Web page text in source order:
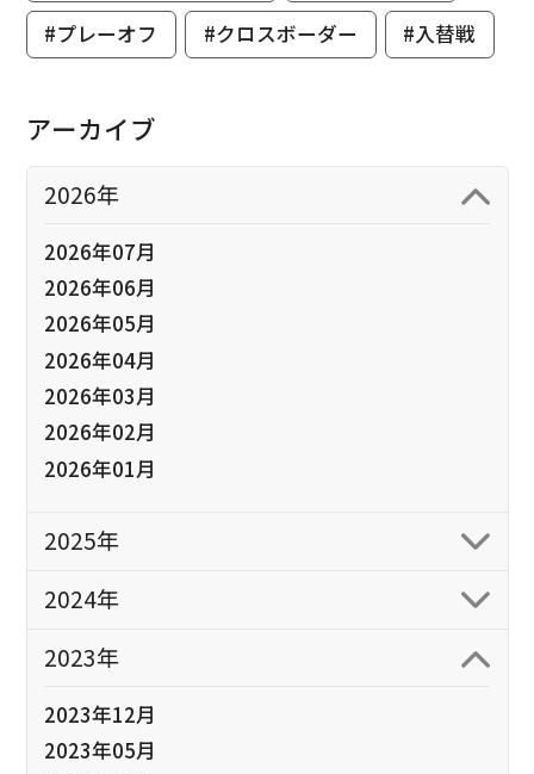
#プレーオフ
#クロスボーダー #入替戦
アーカイブ
2026年
2026年07月
2026年06月
2026年05月
2026年04月
2026年03月
2026年02月
2026年01月
2025年
2024年
2023年
2023年12月
2023年05月